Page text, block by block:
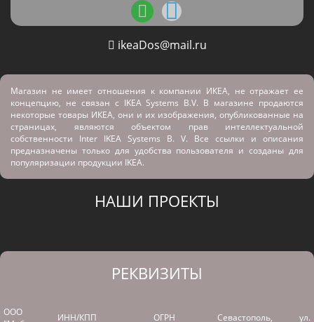
ikeaDos@mail.ru
Магазин не имеет отношения к компании ИКЕА, не отражает ее
концепцию, не связан с IKEA Systems B.V. В магазине продаются
некоторые товары ИКЕА, они и их изображения, опубликованные на
страницах, являются объектом прав интеллектуальной
собственности Inter IKEA Systems B. V. Все ссылки и описания
предназначены только для удобства пользователя и созданы для
популяризации продукции IKEA.
НАШИ ПРОЕКТЫ
РЕКВИЗИТЫ
ООО
ИНН/КПП ОГРН Севастополь, ул.